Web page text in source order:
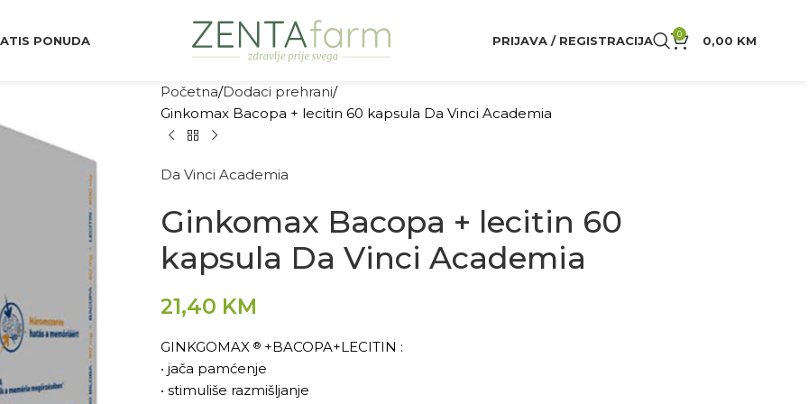
PONUDA PRIJAVA / REGISTRACIJA 0 0,00 KM
Početna Dodaci prehrani
Ginkomax Bacopa + lecitin 60 kapsula Da Vinci Academia
Da Vinci Academia
Ginkomax Bacopa + lecitin 60
kapsula Da Vinci Academia
21,40 KM
GINKGOMAX ®+BACOPA+LECITIN :
• jača pamćenje
• stimuliše razmišljanje